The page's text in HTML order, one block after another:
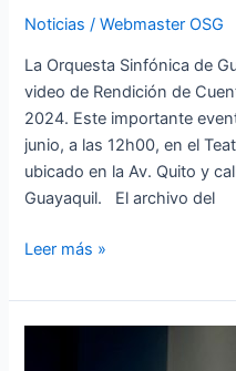
Noticias /Webmaster OSG
La Orquesta Sinfónica de
video de Rendición de
2024. Este importante
junio, a las 12h00, en el
ubicado en la Av. Quito y
Guayaquil. El archivo del
Leer más »